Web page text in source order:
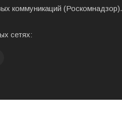
коммуникаций (Роскомнадзор).
сетях: